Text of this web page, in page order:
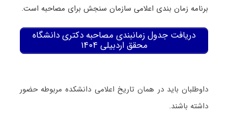
برنامه زمان بندی اعلامی سازمان سنجش برای مصاحبه است.
دریافت جدول زمانبندی مصاحبه دکتری دانشگاه
محقق اردبیلی ۱۴۰۴
داوطلبان باید در همان تاریخ اعلامی دانشکده مربوطه حضور
داشته باشند.